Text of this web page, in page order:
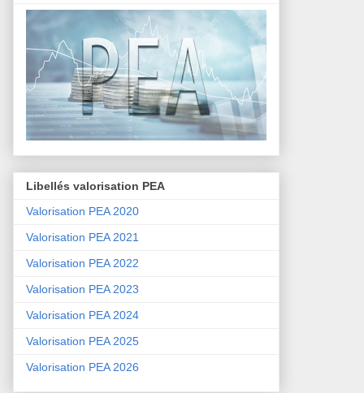
Libellés valorisation PEA
Valorisation PEA 2020
Valorisation PEA 2021
Valorisation PEA 2022
Valorisation PEA 2023
Valorisation PEA 2024
Valorisation PEA 2025
Valorisation PEA 2026